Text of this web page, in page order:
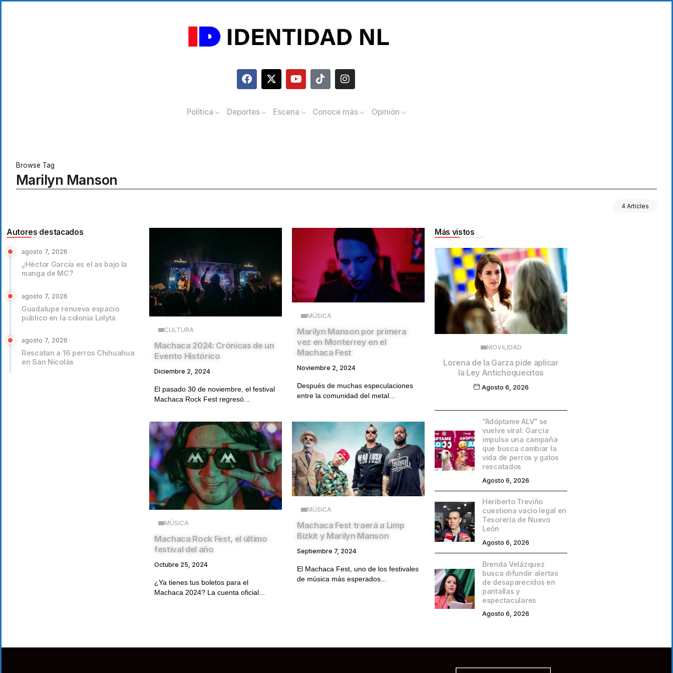
Política Deportes Escena Conoce más Opinión
Browse Tag
Marilyn Manson
4 Articles
Autores destacados
agosto 7, 2026
¿Héctor García es el as bajo la
manga de MC?
agosto 7, 2026
Guadalupe renueva espacio
público en la colonia Lolyta
agosto 7, 2026
Rescatan a 16 perros Chihuahua
en San Nicolás
CULTURA
Machaca 2024: Crónicas de un
Evento Histórico
Diciembre 2, 2024
El pasado 30 de noviembre, el festival
Machaca Rock Fest regresó...
MÚSICA
Marilyn Manson por primera
vez en Monterrey en el
Machaca Fest
Noviembre 2, 2024
Después de muchas especulaciones
entre la comunidad del metal...
MÚSICA
Machaca Rock Fest, el último
festival del año
Octubre 25, 2024
¿Ya tienes tus boletos para el
Machaca 2024? La cuenta oficial...
MÚSICA
Machaca Fest traerá a Limp
Bizkit y Marilyn Manson
Septiembre 7, 2024
El Machaca Fest, uno de los festivales
de música más esperados...
Más vistos
MOVILIDAD
Lorena de la Garza pide aplicar
la Ley Antichoquecitos
Agosto 6, 2026
“Adóptame ALV” se
vuelve viral: García
impulsa una campaña
que busca cambiar la
vida de perros y gatos
rescatados
Agosto 6, 2026
Heriberto Treviño
cuestiona vacío legal en
Tesorería de Nuevo
León
Agosto 6, 2026
Brenda Velázquez
busca difundir alertas
de desaparecidos en
pantallas y
espectaculares
Agosto 6, 2026